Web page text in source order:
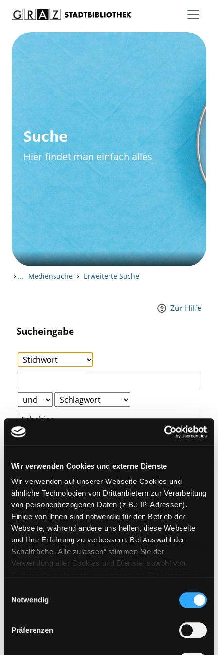
Wir verwenden Cookies und externe Dienste
Wir verwenden auf unserer Webseite Cookies und
ähnliche Technologien von Drittanbietern zur Verarbeitung
von personenbezogenen Daten (z.B.: IP-Adressen).
Einige von ihnen sind notwendig für den Betrieb der
Webseite, während andere uns helfen, diese Webseite
und Ihre Erfahrung zu verbessern. Bei Auswahl der
Schaltfläche „Alle zulassen“ stimmen Sie der
Verwendung aller Cookies und Dienste, sowohl von
Cookies von Drittanbietern, eine Verarbeitung in
unsicheren Drittländern (Länder außerhalb des EWR
ohne adäquates Datenschutzniveau) stattfinden kann. In
diesem Zusammenhang können aktuell Risiken für
Notwendig
Präferenzen
Suche
Hier findet man einfach alles
› ... Mediensuche › Erweiterte Suche
Zur Hilfe
Sucheingabe
Weitere Suchkriterien
Erwerbungen der letzten Tage
Jahr von
Medien anzeigen, die nach dem Jahr veröffentlicht
Jahr bis
Medien anzeigen, die vor dem
E-Medien
Mediengruppe